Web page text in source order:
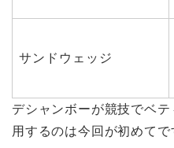
サンドウェッジ
デシャンボーが競技でベ
用するのは今回が初めてで